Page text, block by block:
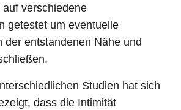
verschiedene
getestet um eventuelle
der entstandenen Nähe und
Studien hat sich
dass die Intimität